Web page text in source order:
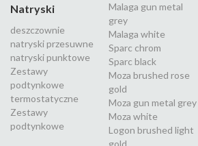
Natryski
deszczownie
natryski przesuwne
natryski punktowe
Zestawy
podtynkowe
termostatyczne
Zestawy
podtynkowe
Malaga gun metal
grey
Malaga white
Sparc chrom
Sparc black
Moza brushed rose
gold
Moza gun metal grey
Moza white
Logon brushed light